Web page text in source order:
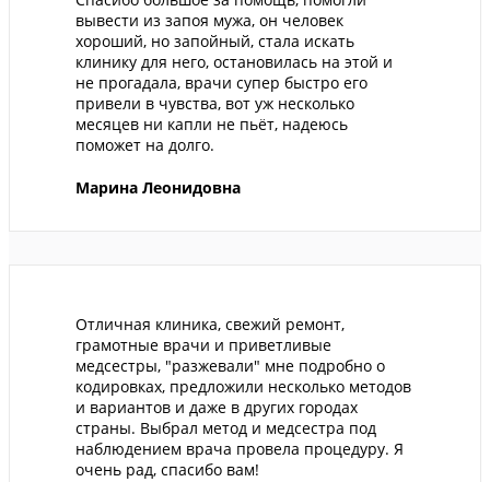
вывести из запоя мужа, он человек
хороший, но запойный, стала искать
клинику для него, остановилась на этой и
не прогадала, врачи супер быстро его
привели в чувства, вот уж несколько
месяцев ни капли не пьёт, надеюсь
поможет на долго.
Марина Леонидовна
Отличная клиника, свежий ремонт,
грамотные врачи и приветливые
медсестры, "разжевали" мне подробно о
кодировках, предложили несколько методов
и вариантов и даже в других городах
страны. Выбрал метод и медсестра под
наблюдением врача провела процедуру. Я
очень рад, спасибо вам!